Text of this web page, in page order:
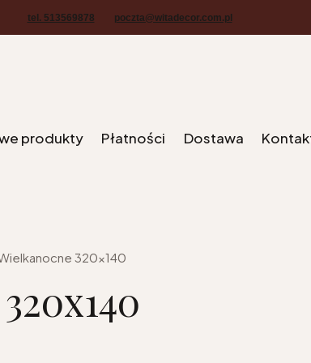
tel. 513569878 poczta@witadecor.com.pl
produkty Płatności Dostawa
320x140